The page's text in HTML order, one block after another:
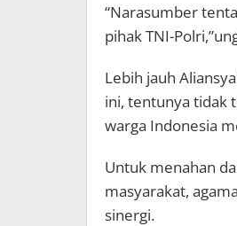
“Narasumber
pihak TNI-
Lebih jauh
ini, tentunya tidak
warga Indonesia
Untuk menahan
masyarakat,
sinergi.